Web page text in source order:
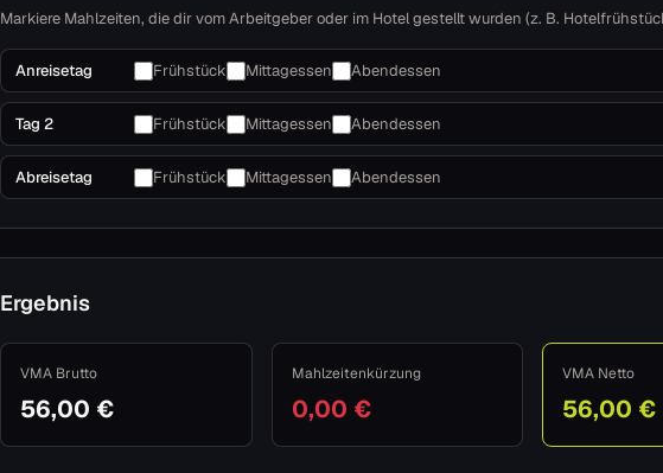
Markiere Mahlzeiten, die dir vom Arbeitgeber oder im Hotel gestellt wurden (z. B.
Anreisetag Frühstück Mittagessen Abendessen
Tag 2 Frühstück Mittagessen Abendessen
Abreisetag Frühstück Mittagessen Abendessen
Ergebnis
VMA Brutto
56,00 €
Mahlzeitenkürzung
0,00 €
VMA Netto
56,00 €